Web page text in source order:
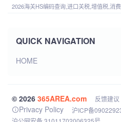
2026海关HS编码查询,进口关税,增值税,消
QUICK NAVIGATION
HOME
© 2026 365AREA.com 反馈建议
Privacy Policy
沪ICP备